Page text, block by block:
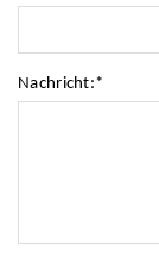
Nachricht:*